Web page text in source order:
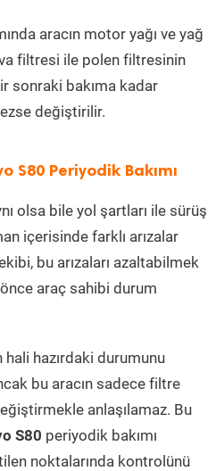
aracın motor yağı ve yağ
filtresi ile polen filtresinin
sonraki bakıma kadar
değiştirilir.
S80 Periyodik Bakımı
olsa bile yol şartları ile sürüş
içerisinde farklı arızalar
bu arızaları azaltabilmek
araç sahibi durum
hali hazırdaki durumunu
bu aracın sadece filtre
anlaşılamaz. Bu
S80 periyodik bakımı
noktalarında kontrolünü